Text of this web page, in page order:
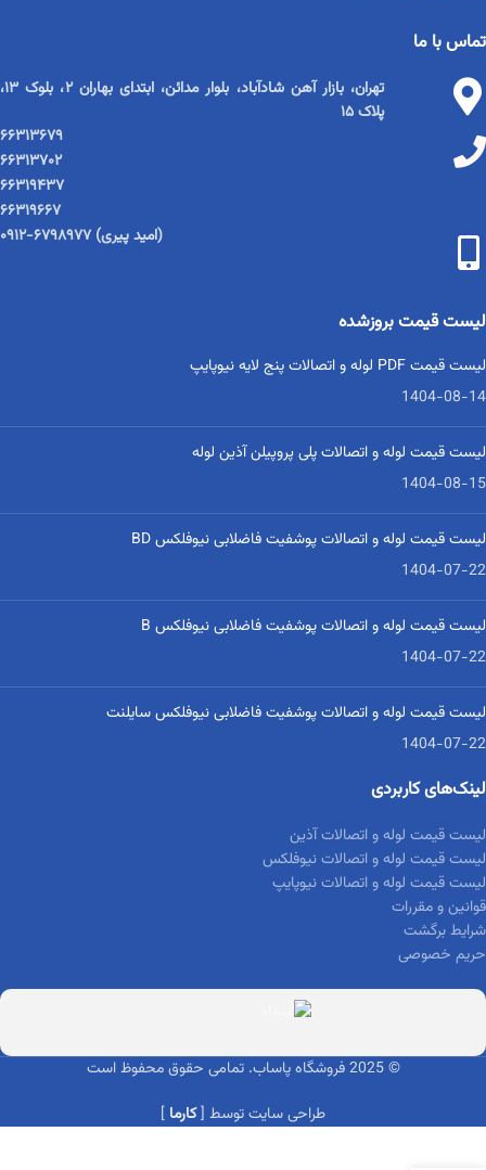
تماس با ما
تهران، بازار آهن شادآباد، بلوار مدائن، ابتدای بهاران ۲، بلوک ۱۳،
پلاک ۱۵
۶۶۳۱۳۶۷۹
۶۶۳۱۳۷۰۲
۶۶۳۱۹۴۳۷
۶۶۳۱۹۶۶۷
(امید پیری) ۶۷۹۸۹۷۷-۰۹۱۲
لیست قیمت بروزشده
لیست قیمت PDF لوله و اتصالات پنج لایه نیوپایپ
1404-08-14
لیست قیمت لوله و اتصالات پلی پروپیلن آذین لوله
1404-08-15
لیست قیمت لوله و اتصالات پوشفیت فاضلابی نیوفلکس BD
1404-07-22
لیست قیمت لوله و اتصالات پوشفیت فاضلابی نیوفلکس B
1404-07-22
لیست قیمت لوله و اتصالات پوشفیت فاضلابی نیوفلکس سایلنت
1404-07-22
لینک‌های کاربردی
لیست قیمت لوله و اتصالات آذین
لیست قیمت لوله و اتصالات نیوفلکس
لیست قیمت لوله و اتصالات نیوپایپ
قوانین و مقررات
شرایط برگشت
حریم خصوصی
© 2025 فروشگاه پاساب. تمامی حقوق محفوظ است
طراحی سایت توسط [کارما ]